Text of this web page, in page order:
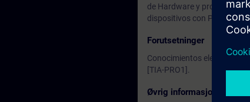
de Hardware y
dispositivos con PROFISafe.
Forutsetninger
Conocimientos elementales
[TIA-PRO1].
Øvrig informasjon